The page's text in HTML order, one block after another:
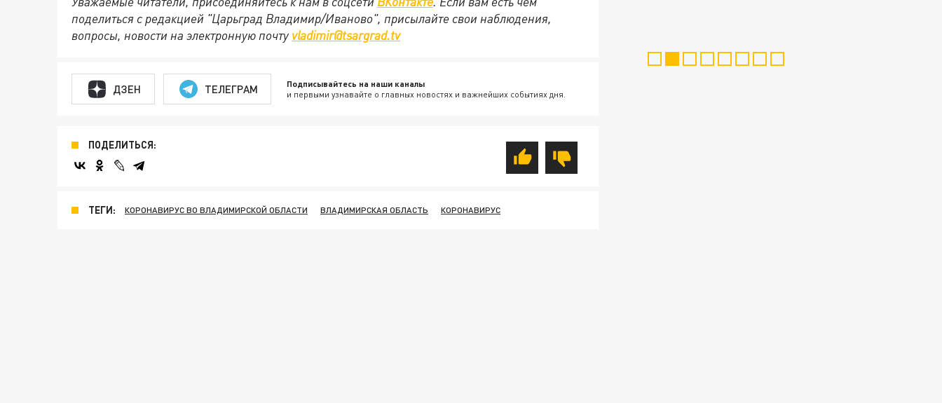
поделиться с редакцией "Царьград Владимир/Иваново", присылайте свои наблюдения,
вопросы, новости на электронную почту vladimir@tsargrad.tv
ДЗЕН ТЕЛЕГРАМ Подписывайтесь на наши каналы
и первыми узнавайте о главных новостях и важнейших событиях дня.
ПОДЕЛИТЬСЯ:
ТЕГИ: КОРОНАВИРУС ВО ВЛАДИМИРСКОЙ ОБЛАСТИ ВЛАДИМИРСКАЯ ОБЛАСТЬ КОРОНАВИРУС